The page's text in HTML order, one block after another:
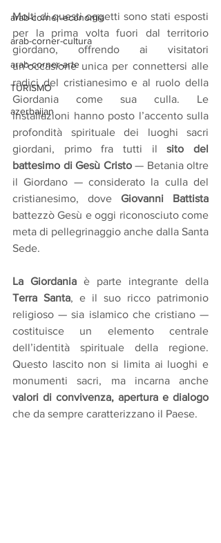
arab-corner-economia
arab-corner-cultura
arab-corner-arte
TURISMO
azerbaijan
Molti di questi oggetti sono stati esposti
per la prima volta fuori dal territorio
giordano, offrendo ai visitatori
un’occasione unica per connettersi alle
radici del cristianesimo e al ruolo della
Giordania come sua culla. Le
installazioni hanno posto l’accento sulla
profondità spirituale dei luoghi sacri
giordani, primo fra tutti il sito del
battesimo di Gesù Cristo — Betania oltre
il Giordano — considerato la culla del
cristianesimo, dove Giovanni Battista
battezzò Gesù e oggi riconosciuto come
meta di pellegrinaggio anche dalla Santa
Sede.
La Giordania
Terra Santa, e il suo ricco patrimonio
religioso — sia islamico che cristiano —
costituisce un elemento centrale
dell’identità spirituale della regione.
Questo lascito non si limita ai luoghi e
valori di convivenza, apertura e dialogo
che da sempre caratterizzano il Paese.